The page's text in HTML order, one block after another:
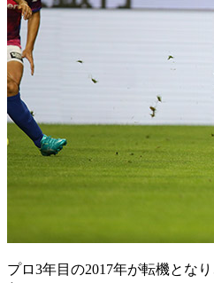
プロ3年目の2017年が転機とな